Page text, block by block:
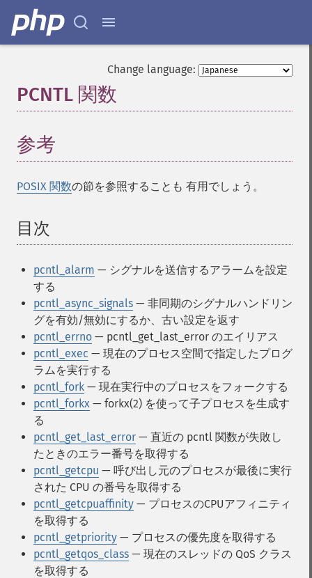
Change language:
PCNTL 関数
参考
POSIX 関数の節を参照することも 有用でしょう。
目次
pcntl_alarm — シグナルを送信するアラームを設定
する
pcntl_async_signals — 非同期のシグナルハンドリン
グを有効/無効にするか、古い設定を返す
pcntl_errno — pcntl_get_last_error のエイリアス
pcntl_exec — 現在のプロセス空間で指定したプログ
ラムを実行する
pcntl_fork — 現在実行中のプロセスをフォークする
pcntl_forkx — forkx(2) を使って子プロセスを生成す
る
pcntl_get_last_error — 直近の pcntl 関数が失敗し
たときのエラー番号を取得する
pcntl_getcpu — 呼び出し元のプロセスが最後に実行
された CPU の番号を取得する
pcntl_getcpuaffinity — プロセスのCPUアフィニティ
を取得する
pcntl_getpriority — プロセスの優先度を取得する
pcntl_getqos_class — 現在のスレッドの QoS クラス
を取得する